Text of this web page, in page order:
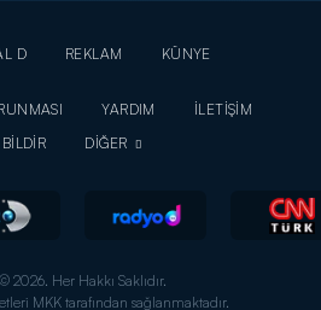
D REKLAM
KÜNYE
YARDIM
İLETİŞİM
DİĞER
2026. Her Hakkı Saklıdır.
MKK tarafından sağlanmaktadır.